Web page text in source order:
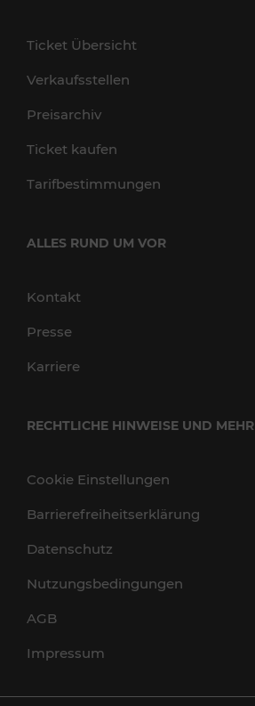
Ticket Übersicht
Verkaufsstellen
Preisarchiv
Ticket kaufen
Tarifbestimmungen
ALLES RUND UM VOR
Kontakt
Presse
Karriere
RECHTLICHE HINWEISE UND MEHR
Cookie Einstellungen
Barrierefreiheitserklärung
Datenschutz
Nutzungsbedingungen
AGB
Impressum